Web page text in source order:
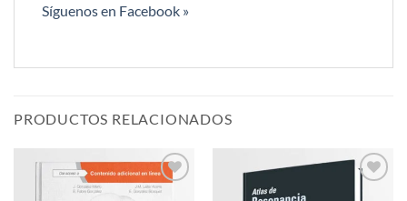
Síguenos en Facebook »
PRODUCTOS RELACIONADOS
Añadir